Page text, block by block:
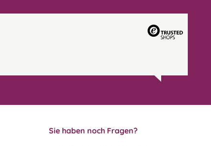
Sie haben noch Fragen?